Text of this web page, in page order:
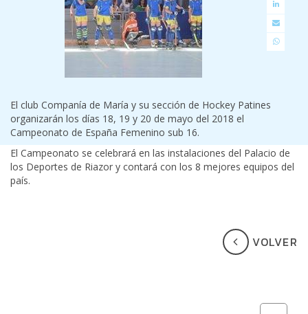
El club Companía de María y su sección de Hockey Patines
organizarán los días 18, 19 y 20 de mayo del 2018 el
Campeonato de España Femenino sub 16.
El Campeonato se celebrará en las instalaciones del Palacio de
los Deportes de Riazor y contará con los 8 mejores equipos del
país.
VOLVER